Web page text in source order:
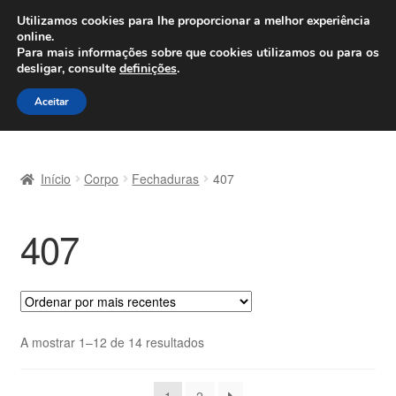
ENVIO a partir de 7 EUR
Seg-Sex, das 9h às 16h800 500 967
Ir
para
a
Saltar
para
o
Carrinho
Confira
Contato
Envio para todo o planeta
Início Corpo Fechaduras 407
407
A mostrar 1–12 de 14 resultadosOrdenado
Utilizamos cookies para lhe proporcionar a melhor experiência
online.
Para mais informações sobre que cookies utilizamos ou para os
desligar, consulte definições.
Aceitar